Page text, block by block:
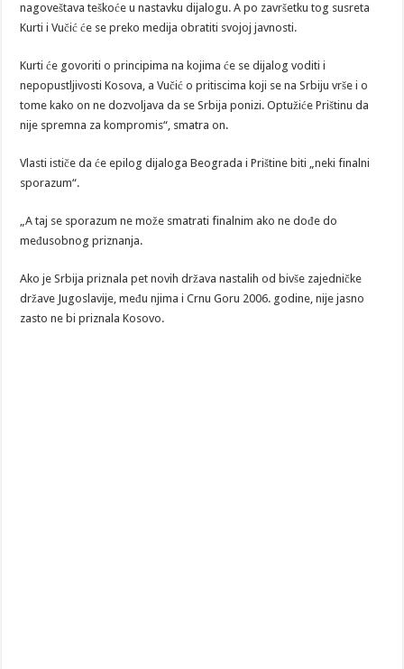
nagoveštava teškoće u nastavku dijalogu. A po završetku tog susreta
Kurti i Vučić će se preko medija obratiti svojoj javnosti.
Kurti će govoriti o principima na kojima će se dijalog voditi i
nepopustljivosti Kosova, a Vučić o pritiscima koji se na Srbiju vrše i o
tome kako on ne dozvoljava da se Srbija ponizi. Optužiće Prištinu da
nije spremna za kompromis“, smatra on.
Vlasti ističe da će epilog dijaloga Beograda i Prištine biti „neki finalni
sporazum“.
„A taj se sporazum ne može smatrati finalnim ako ne dođe do
međusobnog priznanja.
Ako je Srbija priznala pet novih država nastalih od bivše zajedničke
države Jugoslavije, među njima i Crnu Goru 2006. godine, nije jasno
zasto ne bi priznala Kosovo.